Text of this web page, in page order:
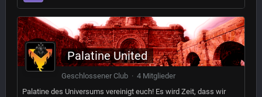
Palatine United
Geschlossener Club · 4 Mitglieder
Palatine des Universums vereinigt euch! Es wird Zeit, dass wir